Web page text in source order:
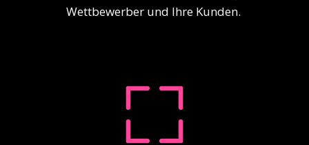
Wettbewerber und Ihre Kunden.